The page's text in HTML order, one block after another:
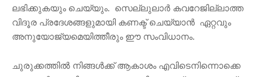
ലഭിക്കുകയും ചെയ്യും. സെല്ലുലാർ കവറേജില്ലാത്ത
വിദൂര പ്രദേശങ്ങളുമായി കണക്ട് ചെയ്യാൻ ഏറ്റവും
അനുയോജ്യമെയിത്തീരും ഈ സംവിധാനം.
ചുരുക്കത്തിൽ നിങ്ങൾക്ക് ആകാശം എവിടെനിന്നൊക്കെ